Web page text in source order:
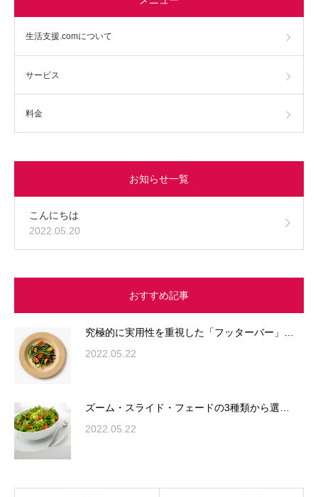
生活支援.comについて
サービス
料金
お知らせ一覧
こんにちは
2022.05.20
おすすめ記事
究極的に実用性を重視した「フッターバー」…
2022.05.22
ズーム・スライド・フェードの3種類から選…
2022.05.22